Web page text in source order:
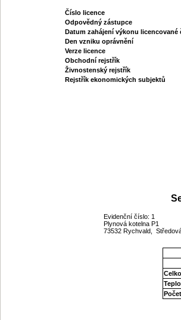
Číslo licence
Odpovědný zástupce
Datum zahájení výkonu licencované
Den vzniku oprávnění
Verze licence
Obchodní rejstřík
Živnostenský rejstřík
Rejstřík ekonomických subjektů
Evidenční číslo: 1
Plynová kotelna P1
73532 Rychvald,